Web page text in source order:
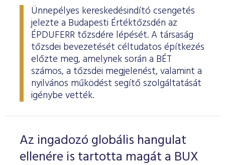
Ünnepélyes kereskedésindító csengetés
jelezte a Budapesti Értéktőzsdén az
ÉPDUFERR tőzsdére lépését. A társaság
tőzsdei bevezetését céltudatos építkezés
előzte meg, amelynek során a BÉT
számos, a tőzsdei megjelenést, valamint a
nyilvános működést segítő szolgáltatását
igénybe vették.
Az ingadozó globális hangulat
ellenére is tartotta magát a BUX